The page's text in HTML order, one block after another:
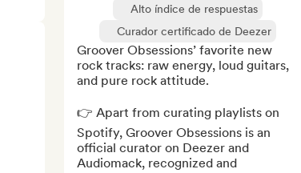
Alto índice de respuestas
Curador certificado de Deezer
Groover Obsessions’ favorite new
rock tracks: raw energy, loud guitars,
and pure rock attitude.
👉 Apart from curating playlists on
Spotify, Groover Obsessions is an
official curator on Deezer and
Audiomack, recognized and